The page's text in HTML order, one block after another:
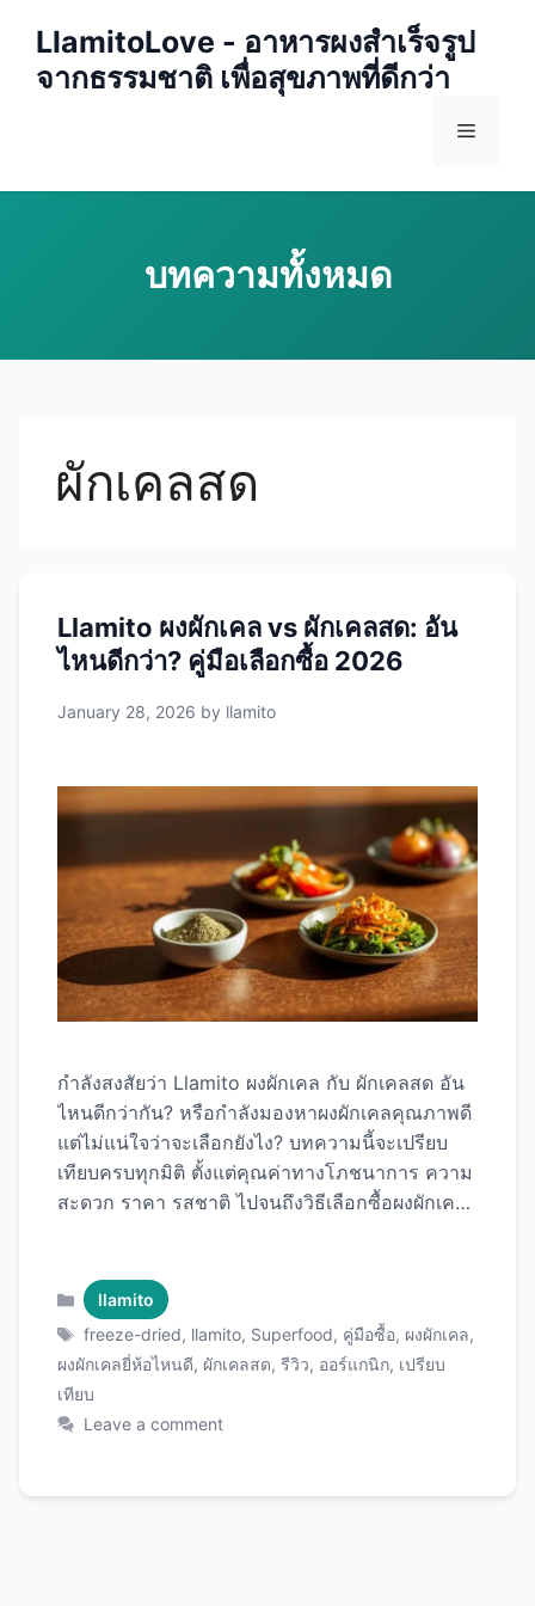
content
LlamitoLove - อาหารผงสำเร็จรูป
จากธรรมชาติ เพื่อสุขภาพที่ดีกว่า
Menu
ผักเคลสด
Llamito ผงผักเคล vs ผักเคลสด: อัน
ไหนดีกว่า? คู่มือเลือกซื้อ 2026
January 28, 2026 by llamito
กำลังสงสัยว่า Llamito ผงผักเคล กับ ผักเคลสด อัน
ไหนดีกว่ากัน? หรือกำลังมองหาผงผักเคลคุณภาพดี
แต่ไม่แน่ใจว่าจะเลือกยังไง? บทความนี้จะเปรียบ
เทียบครบทุกมิติ ตั้งแต่คุณค่าทางโภชนาการ ความ
สะดวก ราคา รสชาติ ไปจนถึงวิธีเลือกซื้อผงผักเคล
อันดับต้นๆ! ผักเคล: ซูเปอร์ฟู้ดที่ทุกคนควรกิน ก่อน
เปรียบเทียบ มาทำความรู้จักกับผักเคล (Kale) กัน
ก่อน ทำไมผักเคลถึงพิเศษ? ผักเคลได้รับการยกย่อง
เป็น “Queen of Greens” หรือราชินีแห่งผักเขียว
เพราะ: 1. คุณค่าทางโภชนาการสูงที่สุด 2. แคลอรี่
โภชนาการ ผักเคลสด 100 กรัม: สารอาหาร
Categories
llamito
Tags
freeze-dried, llamito, Superfood, คู่มือซื้อ, ผงผักเคล,
ผงผักเคลยี่ห้อไหนดี, ผักเคลสด, รีวิว, ออร์แกนิก, เปรียบ
เทียบ
Leave a comment